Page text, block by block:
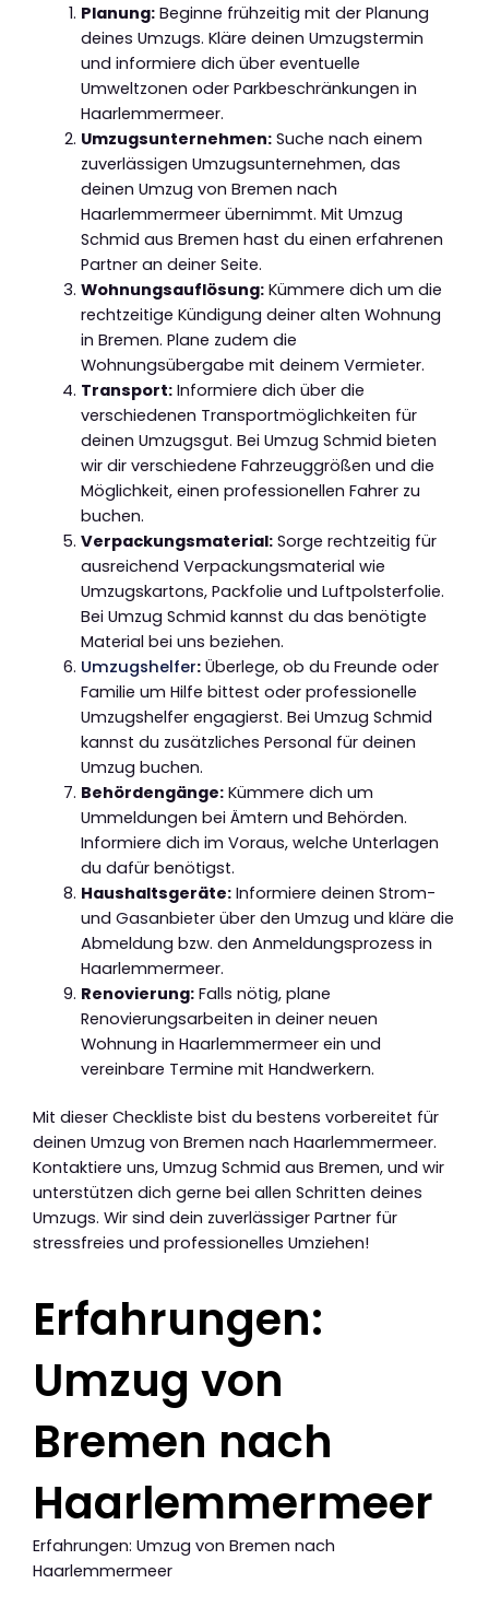
Planung:Beginne frühzeitig mit der Planung
deines Umzugs. Kläre deinen Umzugstermin
und informiere dich über eventuelle
Umweltzonen oder Parkbeschränkungen in
Haarlemmermeer.
Umzugsunternehmen:Suche nach einem
zuverlässigen Umzugsunternehmen, das
deinen Umzug von Bremen nach
Haarlemmermeer übernimmt. Mit Umzug
Schmid aus Bremen hast du einen erfahrenen
Partner an deiner Seite.
Wohnungsauflösung:Kümmere dich um die
rechtzeitige Kündigung deiner alten Wohnung
in Bremen. Plane zudem die
Wohnungsübergabe mit deinem Vermieter.
Transport:Informiere dich über die
verschiedenen Transportmöglichkeiten für
deinen Umzugsgut. Bei Umzug Schmid bieten
wir dir verschiedene Fahrzeuggrößen und die
Möglichkeit, einen professionellen Fahrer zu
buchen.
Verpackungsmaterial:Sorge rechtzeitig für
ausreichend Verpackungsmaterial wie
Umzugskartons, Packfolie und Luftpolsterfolie.
Bei Umzug Schmid kannst du das benötigte
Material bei uns beziehen.
Umzugshelfer:Überlege, ob du Freunde oder
Familie um Hilfe bittest oder professionelle
Umzugshelfer engagierst. Bei Umzug Schmid
kannst du zusätzliches Personal für deinen
Umzug buchen.
Behördengänge:Kümmere dich um
Ummeldungen bei Ämtern und Behörden.
Informiere dich im Voraus, welche Unterlagen
du dafür benötigst.
Haushaltsgeräte:Informiere deinen Strom-
und Gasanbieter über den Umzug und kläre die
Abmeldung bzw. den Anmeldungsprozess in
Haarlemmermeer.
Renovierung:Falls nötig, plane
Renovierungsarbeiten in deiner neuen
Wohnung in Haarlemmermeer ein und
vereinbare Termine mit Handwerkern.
Mit dieser Checkliste bist du bestens vorbereitet für
deinen Umzug von Bremen nach Haarlemmermeer.
Kontaktiere uns, Umzug Schmid aus Bremen, und wir
unterstützen dich gerne bei allen Schritten deines
Umzugs. Wir sind dein zuverlässiger Partner für
stressfreies und professionelles Umziehen!
Erfahrungen:
Umzug von
Bremen nach
Haarlemmermeer
Erfahrungen: Umzug von Bremen nach
Haarlemmermeer